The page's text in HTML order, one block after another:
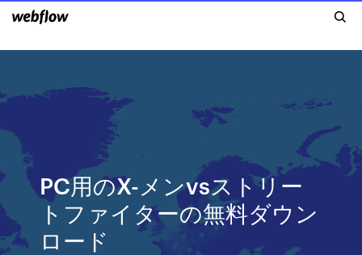
PC用のX-メンvsストリー
トファイターの無料ダウン
ロード